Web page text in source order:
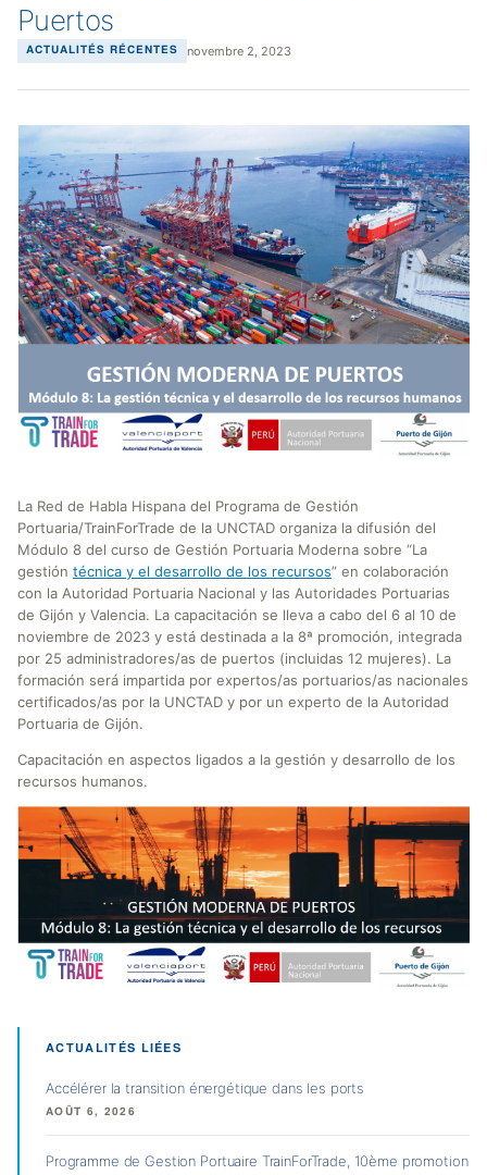
Puertos
ACTUALITÉS RÉCENTES novembre 2, 2023
La Red de Habla Hispana del Programa de Gestión
Portuaria/TrainForTrade de la UNCTAD organiza la difusión del
Módulo 8 del curso de Gestión Portuaria Moderna sobre “La
gestión técnica y el desarrollo de los recursos” en colaboración
con la Autoridad Portuaria Nacional y las Autoridades Portuarias
de Gijón y Valencia. La capacitación se lleva a cabo del 6 al 10 de
noviembre de 2023 y está destinada a la 8ª promoción, integrada
por 25 administradores/as de puertos (incluidas 12 mujeres). La
formación será impartida por expertos/as portuarios/as nacionales
certificados/as por la UNCTAD y por un experto de la Autoridad
Portuaria de Gijón.
Capacitación en aspectos ligados a la gestión y desarrollo de los
recursos humanos.
ACTUALITÉS LIÉES
Accélérer la transition énergétique dans les ports
AOÛT 6, 2026
Programme de Gestion Portuaire TrainForTrade, 10ème promotion